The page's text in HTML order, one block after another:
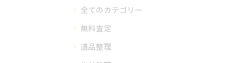
全てのカテゴリー
無料査定
遺品整理